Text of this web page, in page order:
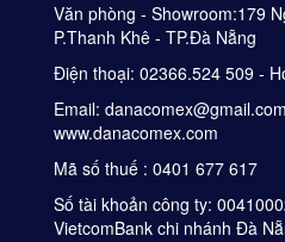
Văn phòng - Showroom:179
P.Thanh Khê - TP.Đà Nẵng
Điện thoại: 02366.524 509 -
Email:
www.danacomex.com
Mã số thuế : 0401 677 617
Số tài khoản công ty:
VietcomBank chi nhánh Đà